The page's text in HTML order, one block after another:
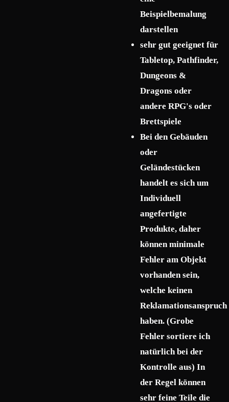
Beispielbemalung
darstellen
sehr gut geeignet für
Tabletop, Pathfinder,
Dungeons &
Dragons oder
andere RPG's oder
Brettspiele
Bei den Gebäuden
oder
Geländestücken
handelt es sich um
Individuell
angefertigte
Produkte, daher
können minimale
Fehler am Objekt
vorhanden sein,
welche keinen
Reklamationsanspruch
haben. (Grobe
Fehler sortiere ich
natürlich bei der
Kontrolle aus) In
der Regel können
sehr feine Teile die